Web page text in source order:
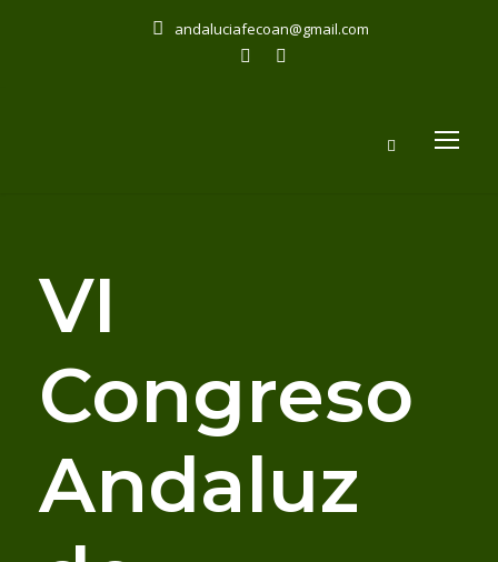
andaluciafecoan@gmail.com
VI
Congreso
Andaluz